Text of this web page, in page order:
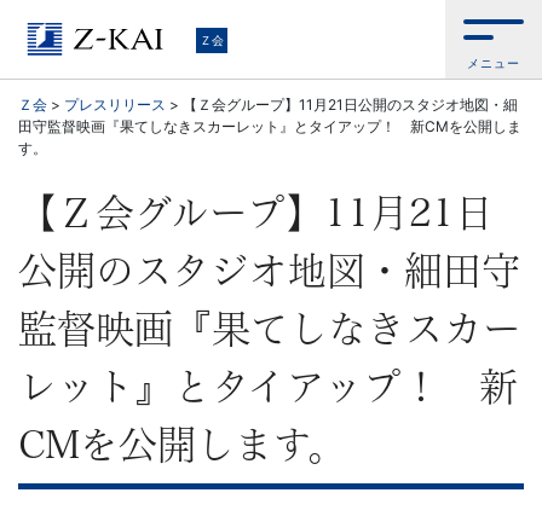
Ｚ
会
【公
サ
イ
ト】
自
ら
Ｚ会
メニュー
Ｚ会 > プレスリリース >
【Ｚ会グループ】11月21日公開のスタジオ地図・細
田守監督映画『果てしなきスカーレット』とタイアップ！ 新CMを公開しま
す。
【Ｚ会グループ】11月21日
公開のスタジオ地図・細田守
監督映画『果てしなきスカー
レット』とタイアップ！ 新
CMを公開します。